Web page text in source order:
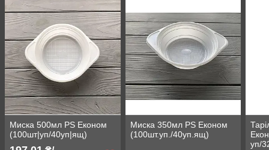
Миска 500мл PS Економ
(100шт|уп/40уп|ящ)
Миска 350мл PS Економ
(100шт.уп./40уп.ящ)
уп/